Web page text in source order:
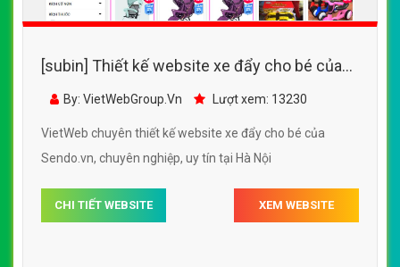
[subin] Thiết kế website xe đẩy cho bé của
Sendo.vn đẹp SEO nhanh hiệu quả
By: VietWebGroup.Vn Lượt xem: 13230
VietWeb chuyên thiết kế website xe đẩy cho bé của
Sendo.vn, chuyên nghiệp, uy tín tại Hà Nội
CHI TIẾT WEBSITE XEM WEBSITE